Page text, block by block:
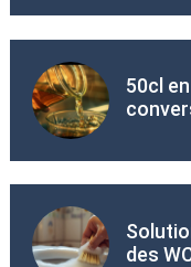
50cl
des